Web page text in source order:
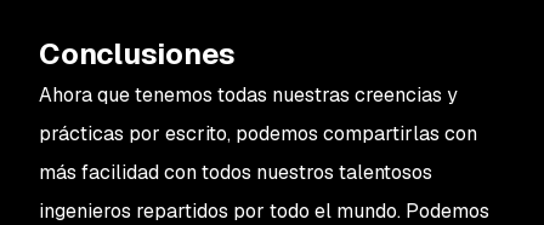
Conclusiones
Ahora que tenemos todas nuestras creencias y
prácticas por escrito, podemos compartirlas con
más facilidad con todos nuestros talentosos
ingenieros repartidos por todo el mundo. Podemos